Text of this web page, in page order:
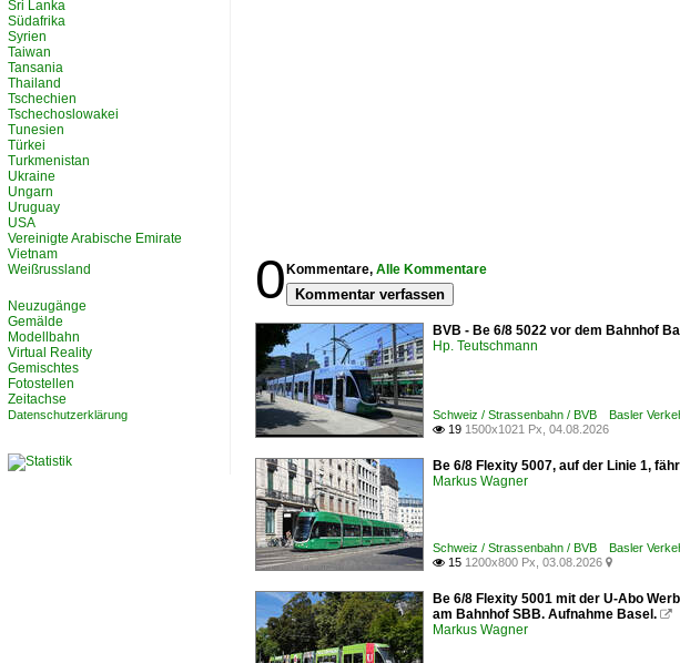
0 Kommentare, Alle Kommentare
Kommentar verfassen
BVB - Be 6/8 5022 vor dem Bahnhof
Hp. Teutschmann
Schweiz / Strassenbahn / BVB Basler
 19 1500x1021 Px, 04.08.2026
Be 6/8 Flexity 5007, auf der Linie 1,
Markus Wagner
Schweiz / Strassenbahn / BVB Basler
 15 1200x800 Px, 03.08.2026 
Be 6/8 Flexity 5001 mit der U-Abo
am Bahnhof SBB. Aufnahme Basel. 
Markus Wagner
Sri Lanka
Südafrika
Syrien
Taiwan
Tansania
Thailand
Tschechien
Tschechoslowakei
Tunesien
Türkei
Turkmenistan
Ukraine
Ungarn
Uruguay
USA
Vereinigte Arabische Emirate
Vietnam
Weißrussland
Neuzugänge
Gemälde
Modellbahn
Virtual Reality
Gemischtes
Fotostellen
Zeitachse
Datenschutzerklärung